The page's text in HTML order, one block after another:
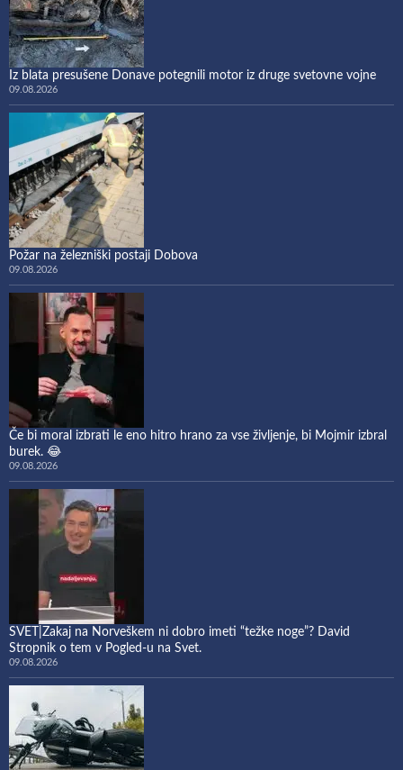
Iz blata presušene Donave potegnili motor iz druge svetovne vojne
09.08.2026
Požar na železniški postaji Dobova
09.08.2026
Če bi moral izbrati le eno hitro hrano za vse življenje, bi Mojmir izbral
burek. 😂
09.08.2026
SVET|Zakaj na Norveškem ni dobro imeti “težke noge”? David
Stropnik o tem v Pogled-u na Svet.
09.08.2026